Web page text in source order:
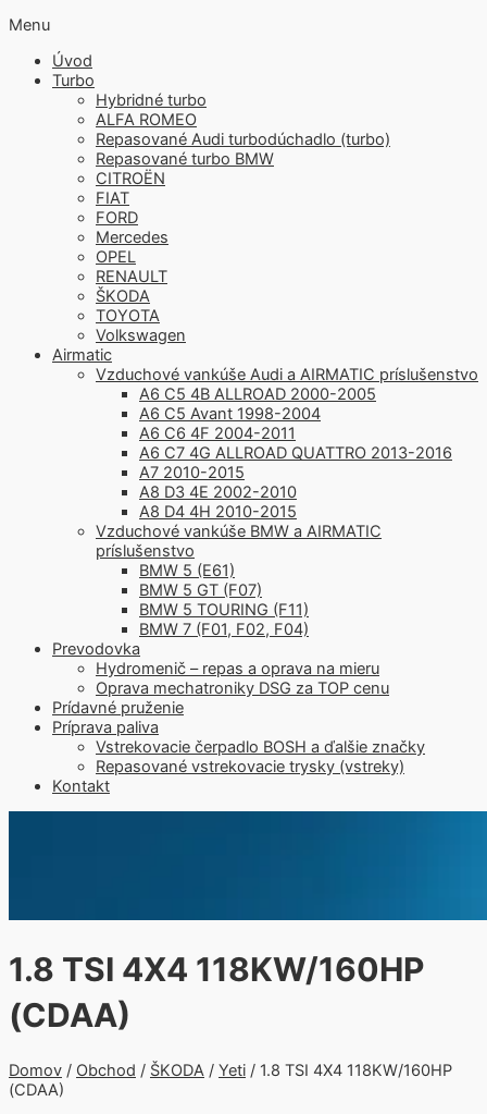
Menu
Úvod
Turbo
Hybridné turbo
ALFA ROMEO
Repasované Audi turbodúchadlo (turbo)
Repasované turbo BMW
CITROËN
FIAT
FORD
Mercedes
OPEL
RENAULT
ŠKODA
TOYOTA
Volkswagen
Airmatic
Vzduchové vankúše Audi a AIRMATIC príslušenstvo
A6 C5 4B ALLROAD 2000-2005
A6 C5 Avant 1998-2004
A6 C6 4F 2004-2011
A6 C7 4G ALLROAD QUATTRO 2013-2016
A7 2010-2015
A8 D3 4E 2002-2010
A8 D4 4H 2010-2015
Vzduchové vankúše BMW a AIRMATIC
príslušenstvo
BMW 5 (E61)
BMW 5 GT (F07)
BMW 5 TOURING (F11)
BMW 7 (F01, F02, F04)
Prevodovka
Hydromenič – repas a oprava na mieru
Oprava mechatroniky DSG za TOP cenu
Prídavné pruženie
Príprava paliva
Vstrekovacie čerpadlo BOSH a ďalšie značky
Repasované vstrekovacie trysky (vstreky)
Kontakt
1.8 TSI 4X4 118KW/160HP
(CDAA)
Domov / Obchod / ŠKODA / Yeti / 1.8 TSI 4X4 118KW/160HP
(CDAA)